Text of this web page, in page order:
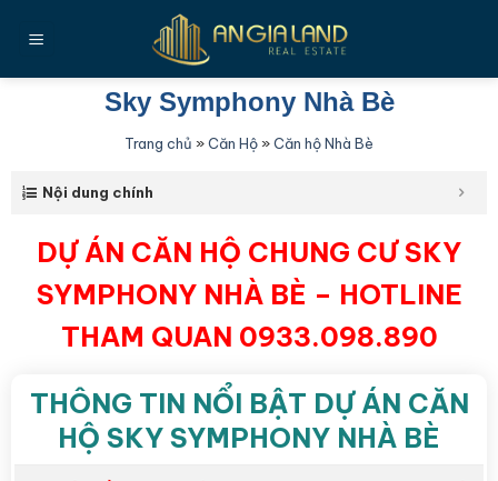
qua
Sky Symphony Nhà Bè
Trang chủ »Căn Hộ»Căn hộ Nhà Bè
Nội dung chính
DỰ ÁN CĂN HỘ CHUNG CƯ SKY
SYMPHONY NHÀ BÈ – HOTLINE
THAM QUAN 0933.098.890
THÔNG TIN NỔI BẬT DỰ ÁN CĂN
HỘ SKY SYMPHONY NHÀ BÈ